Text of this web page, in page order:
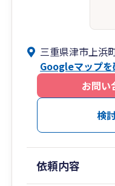
三重県津市上浜
Googleマップを
お問い
検
依頼内容